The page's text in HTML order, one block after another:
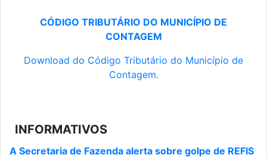
CÓDIGO TRIBUTÁRIO DO MUNICÍPIO DE
CONTAGEM
Download do Código Tributário do Município de
Contagem.
INFORMATIVOS
A Secretaria de Fazenda alerta sobre golpe de REFIS